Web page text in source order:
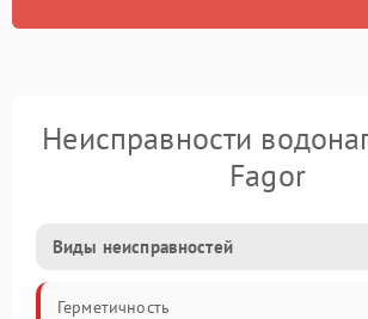
Неисправности
Fagor
Виды неисправностей
Герметичность